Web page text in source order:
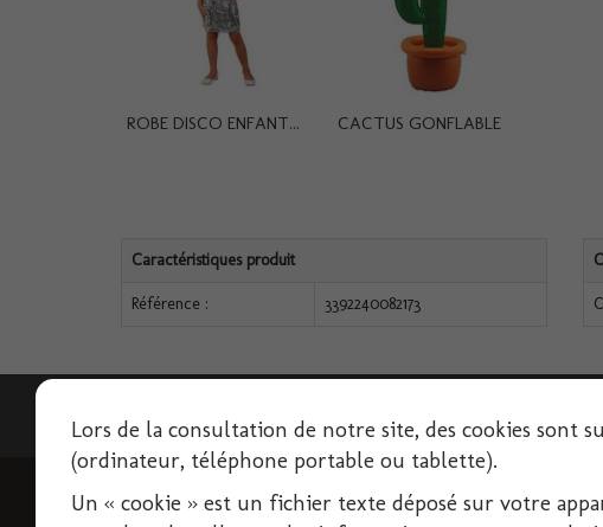
ROBE DISCO ENFANT... CACTUS GONFLABLE
Caractéristiques produit
Référence : 3392240082173
INFORMATIONS
Lors de la consultation de notre site, des cookies sont
(ordinateur, téléphone portable ou tablette).
Un « cookie » est un fichier texte déposé sur votre